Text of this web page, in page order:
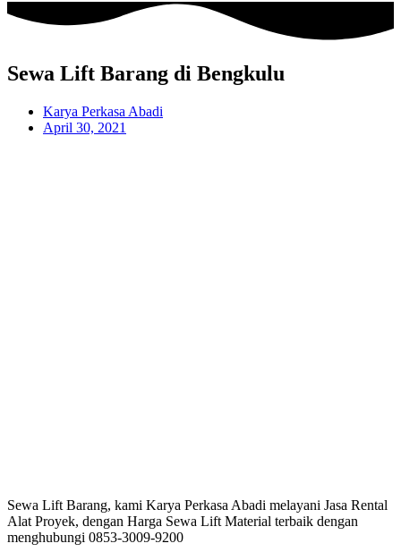
Sewa Lift Barang di Bengkulu
Karya Perkasa Abadi
April 30, 2021
Sewa Lift Barang, kami Karya Perkasa Abadi melayani Jasa Rental
Alat Proyek, dengan Harga Sewa Lift Material terbaik dengan
menghubungi 0853-3009-9200